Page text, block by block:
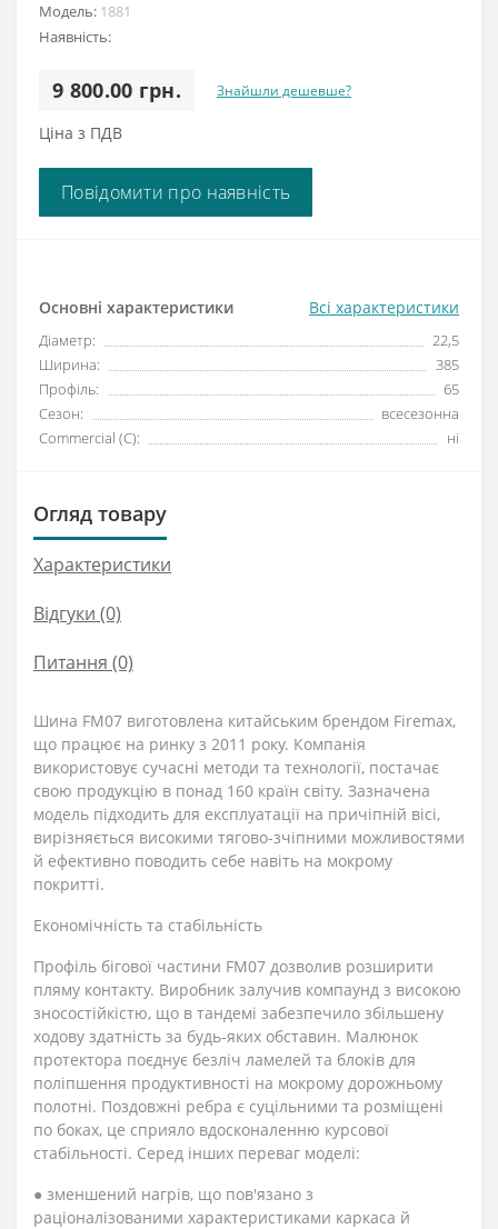
Модель: 1881
Наявність:
9 800.00 грн. Знайшли дешевше?
Ціна з ПДВ
Повідомити про наявність
Основні характеристики Всі характеристики
Діаметр:
22,5
Ширина:
385
Профіль:
65
Сезон:
всесезонна
Commercial (C):
ні
Огляд товару
Характеристики
Відгуки (0)
Питання (0)
Шина FM07 виготовлена китайським брендом Firemax,
що працює на ринку з 2011 року. Компанія
використовує сучасні методи та технології, постачає
свою продукцію в понад 160 країн світу. Зазначена
модель підходить для експлуатації на причіпній вісі,
вирізняється високими тягово-зчіпними можливостями
й ефективно поводить себе навіть на мокрому
покритті.
Економічність та стабільність
Профіль бігової частини FM07 дозволив розширити
пляму контакту. Виробник залучив компаунд з високою
зносостійкістю, що в тандемі забезпечило збільшену
ходову здатність за будь-яких обставин. Малюнок
протектора поєднує безліч ламелей та блоків для
поліпшення продуктивності на мокрому дорожньому
полотні. Поздовжні ребра є суцільними та розміщені
по боках, це сприяло вдосконаленню курсової
стабільності. Серед інших переваг моделі:
● зменшений нагрів, що пов'язано з
раціоналізованими характеристиками каркаса й